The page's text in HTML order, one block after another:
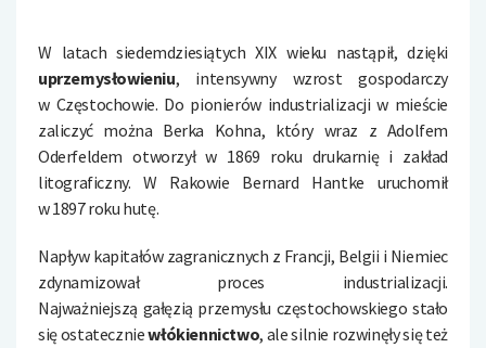
W latach siedemdziesiątych XIX wieku nastąpił, dzięki
uprzemysłowieniu, intensywny wzrost gospodarczy
w Częstochowie. Do pionierów industrializacji w mieście
zaliczyć można Berka Kohna, który wraz z Adolfem
Oderfeldem otworzył w 1869 roku drukarnię i zakład
litograficzny. W Rakowie Bernard Hantke uruchomił
w 1897 roku hutę.
Napływ kapitałów zagranicznych z Francji, Belgii i Niemiec
zdynamizował proces industrializacji.
Najważniejszą gałęzią przemysłu częstochowskiego stało
się ostateczniewłókiennictwo, ale silnie rozwinęły się też